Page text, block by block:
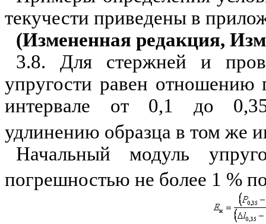
текучести приведены в
(Измененная редакция,
3.8. Для стержней и
упругости равен
интервале от 0,1 до
удлинению образца в том же
Начальный модуль
погрешностью не более 1 %